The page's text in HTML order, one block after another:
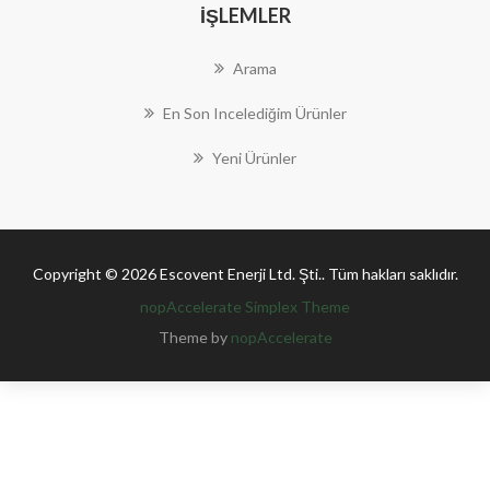
İŞLEMLER
Arama
En Son Incelediğim Ürünler
Yeni Ürünler
Copyright © 2026 Escovent Enerji Ltd. Şti.. Tüm hakları saklıdır.
nopAccelerate Simplex Theme
Theme by nopAccelerate